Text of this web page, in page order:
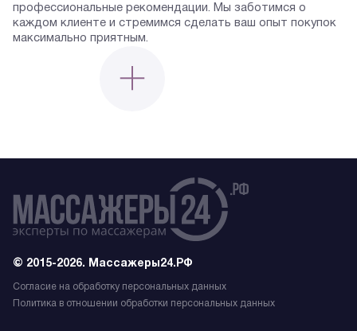
профессиональные рекомендации. Мы заботимся о
каждом клиенте и стремимся сделать ваш опыт покупок
максимально приятным.
© 2015-2026. Массажеры24.РФ
Согласие на обработку персональных данных
Политика в отношении обработки персональных данных